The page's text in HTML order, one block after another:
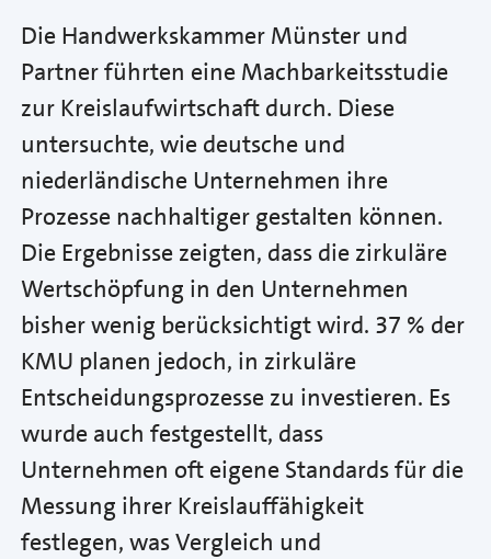
Die Handwerkskammer Münster und
Partner führten eine Machbarkeitsstudie
zur Kreislaufwirtschaft durch. Diese
untersuchte, wie deutsche und
niederländische Unternehmen ihre
Prozesse nachhaltiger gestalten können.
Die Ergebnisse zeigten, dass die zirkuläre
Wertschöpfung in den Unternehmen
bisher wenig berücksichtigt wird. 37 % der
KMU planen jedoch, in zirkuläre
Entscheidungsprozesse zu investieren. Es
wurde auch festgestellt, dass
Unternehmen oft eigene Standards für die
Messung ihrer Kreislauffähigkeit
festlegen, was Vergleich und